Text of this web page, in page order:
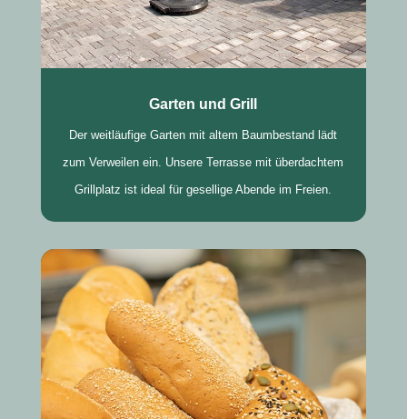
Garten und Grill
Der weitläufige Garten mit altem Baumbestand lädt
zum Verweilen ein. Unsere Terrasse mit überdachtem
Grillplatz ist ideal für gesellige Abende im Freien.